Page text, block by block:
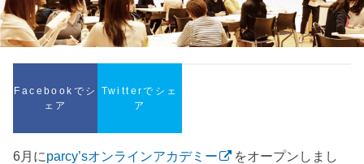
Facebookでシ
ェア
Twitterでシェ
ア
6月にparcy’sオンラインアカデミー
をオープンしまし